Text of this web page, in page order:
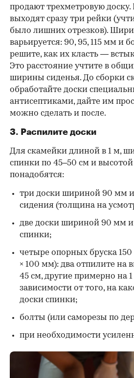
продают трехметровую доску.
выходят сразу три рейки
было лишних отрезков).
варьируется: 90, 95, 115 мм и
решите, как их класть —
Это расстояние учтите в
ширины сиденья. До сборки
обработайте доски
антисептиками, дайте им
можно сделать и после.
3. Распилите доски
Для скамейки длиной в 1 м,
спинки по 45–50 см и
понадобятся:
три доски шириной 90 мм
сидения (толщина на
две доски шириной 90 мм
спинки;
четыре опорных бруска
× 100 мм): два отпилите на
45 см, другие примерно на
зависимости от того, на
доски спинки;
болты (или саморезы по
при необходимости